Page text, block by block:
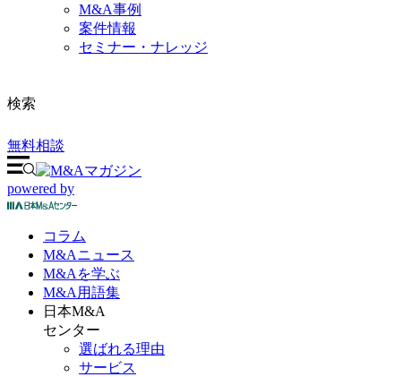
M&A事例
案件情報
セミナー・ナレッジ
検索
無料相談
powered by
コラム
M&Aニュース
M&Aを学ぶ
M&A 用語集
日本M&A
センター
選ばれる理由
サービス